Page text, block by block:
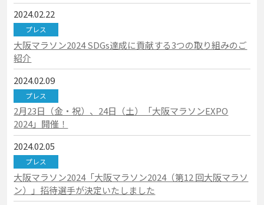
2024.02.22
プレス
大阪マラソン2024 SDGs達成に貢献する3つの取り組みのご
紹介
2024.02.09
プレス
2月23日（金・祝）、24日（土）「大阪マラソンEXPO
2024」開催！
2024.02.05
プレス
大阪マラソン2024「大阪マラソン2024（第12 回大阪マラソ
ン）」招待選手が決定いたしました